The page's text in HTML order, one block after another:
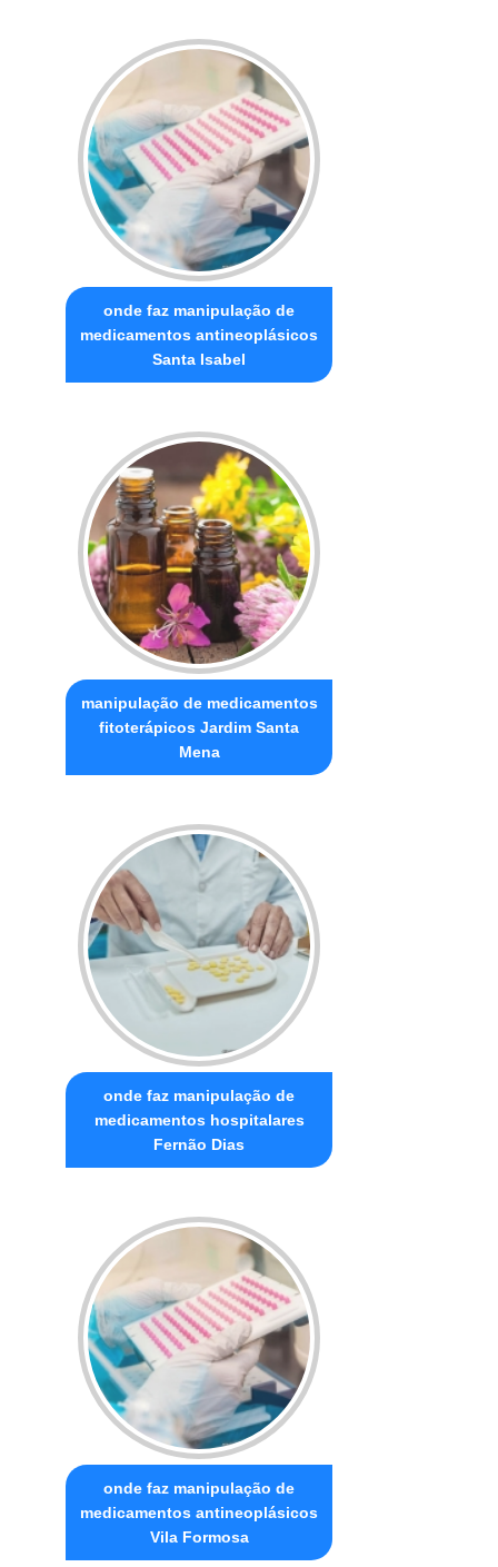
onde faz manipulação de
medicamentos antineoplásicos
Santa Isabel
manipulação de medicamentos
fitoterápicos Jardim Santa
Mena
onde faz manipulação de
medicamentos hospitalares
Fernão Dias
onde faz manipulação de
medicamentos antineoplásicos
Vila Formosa